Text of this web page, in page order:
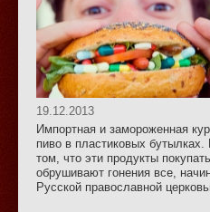
19.12.2013
Импортная и замороженная
пиво в пластиковых
том, что эти продукты
обрушивают гонения все,
Русской православной